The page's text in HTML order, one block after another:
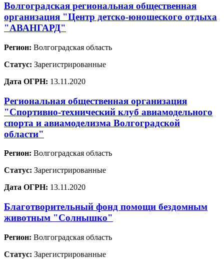
Волгоградская региональная общественная
организация "Центр детско-юношеского отдыха
"АВАНГАРД"
Регион: Волгоградская область
Статус: Зарегистрированные
Дата ОГРН: 13.11.2020
Региональная общественная организация
"Спортивно-технический клуб авиамодельного
спорта и авиамоделизма Волгоградской
области"
Регион: Волгоградская область
Статус: Зарегистрированные
Дата ОГРН: 13.11.2020
Благотворительный фонд помощи бездомным
животным "Солнышко"
Регион: Волгоградская область
Статус: Зарегистрированные